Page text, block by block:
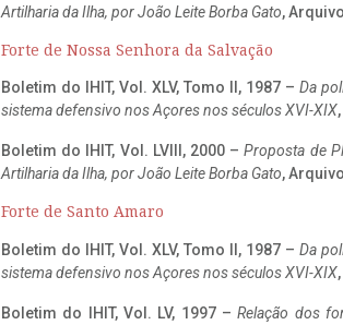
Artilharia da Ilha, por João Leite Borba Gato,
Forte de Nossa Senhora da Salvação
Boletim do IHIT, Vol. XLV, Tomo II, 1987 – Da
sistema defensivo nos Açores nos séculos XVI-XIX
Boletim do IHIT, Vol. LVIII, 2000 –Proposta de
Artilharia da Ilha, por João Leite Borba Gato,
Forte de Santo Amaro
Boletim do IHIT, Vol. XLV, Tomo II, 1987 – Da
sistema defensivo nos Açores nos séculos XVI-XIX
Boletim do IHIT, Vol. LV, 1997 –Relação dos